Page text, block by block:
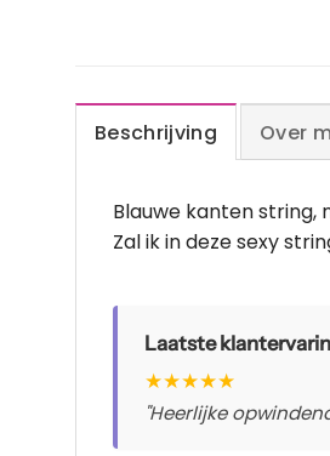
Beschrijving Over
Blauwe kanten string,
Zal ik in deze sexy
Laatste
★★★★★
"Heerlijke